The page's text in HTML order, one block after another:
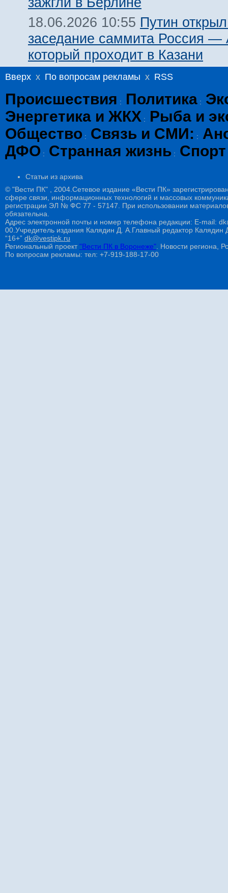
18.06.2026 10:55 Путин
заседание саммита Россия
который проходит в Казани
Вверх x По вопросам рекламы x RSS
Происшествия : Политика :
Энергетика и ЖКХ :
Рыба и
Общество : Связь и СМИ: :
ДФО : Странная жизнь : Спорт
Статьи из архива
© "Вести ПК" , 2004.Сетевое издание «Вести ПК»
сфере связи, информационных технологий и массовых
регистрации ЭЛ № ФС 77 - 57147. При использовании
обязательна.
Адрес электронной почты и номер телефона редакции: E-mail:
00.Учредитель издания Калядин Д. А.Главный редактор
“16+” dk@vestipk.ru
Региональный проект"Вести ПК в Воронеже" . Новости региона,
По вопросам рекламы: тел: +7-919-188-17-00